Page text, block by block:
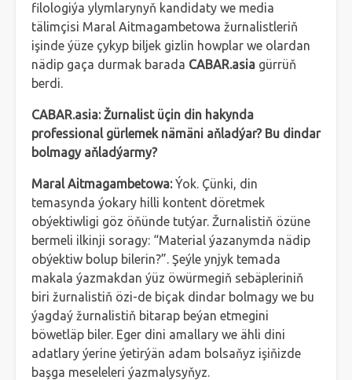
filologiýa ylymlarynyň kandidaty we media
tälimçisi Maral Aitmagambetowa žurnalistleriň
işinde ýüze çykyp biljek gizlin howplar we olardan
nädip gaça durmak barada CABAR.asia gürrüň
berdi.
CABAR.asia: Žurnalist üçin din hakynda
professional gürlemek nämäni aňladýar? Bu dindar
bolmagy aňladýarmy?
Maral Aitmagambetowa:Ýok. Çünki, din
temasynda ýokary hilli kontent döretmek
obýektiwligi göz öňünde tutýar. Žurnalistiň özüne
bermeli ilkinji soragy: “Material ýazanymda nädip
obýektiw bolup bilerin?”. Şeýle ynjyk temada
makala ýazmakdan ýüz öwürmegiň sebäpleriniň
biri žurnalistiň özi-de biçak dindar bolmagy we bu
ýagdaý žurnalistiň bitarap beýan etmegini
böwetläp biler. Eger dini amallary we ähli dini
adatlary ýerine ýetirýän adam bolsaňyz işiňizde
başga meseleleri ýazmalysyňyz.